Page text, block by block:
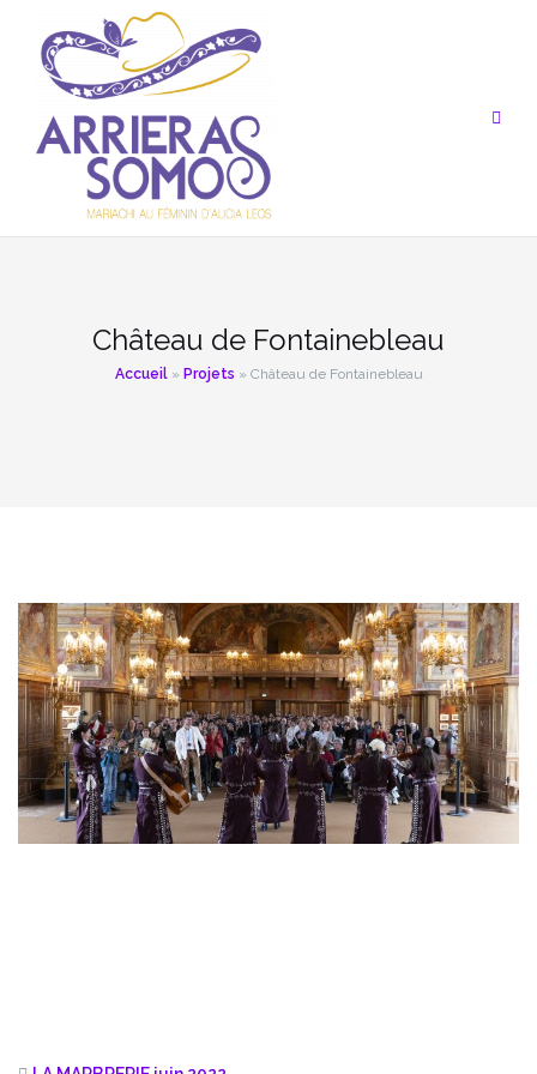
contenu
Château de Fontainebleau
Accueil» Projets » Château de Fontainebleau